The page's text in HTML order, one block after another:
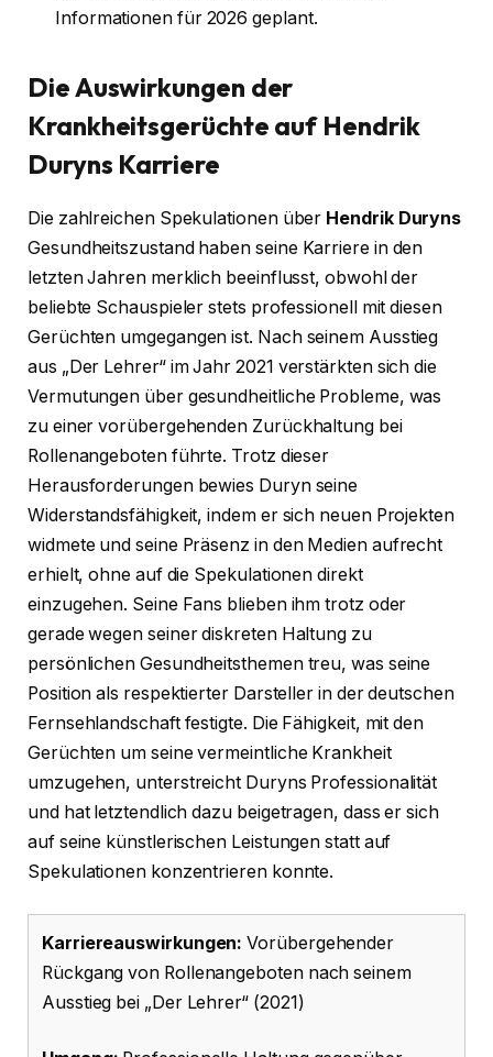
Informationen für 2026 geplant.
Die Auswirkungen der
Krankheitsgerüchte auf Hendrik
Duryns Karriere
Die zahlreichen Spekulationen über Hendrik Duryns
Gesundheitszustand haben seine Karriere in den
letzten Jahren merklich beeinflusst, obwohl der
beliebte Schauspieler stets professionell mit diesen
Gerüchten umgegangen ist. Nach seinem Ausstieg
aus „Der Lehrer“ im Jahr 2021 verstärkten sich die
Vermutungen über gesundheitliche Probleme, was
zu einer vorübergehenden Zurückhaltung bei
Rollenangeboten führte. Trotz dieser
Herausforderungen bewies Duryn seine
Widerstandsfähigkeit, indem er sich neuen Projekten
widmete und seine Präsenz in den Medien aufrecht
erhielt, ohne auf die Spekulationen direkt
einzugehen. Seine Fans blieben ihm trotz oder
gerade wegen seiner diskreten Haltung zu
persönlichen Gesundheitsthemen treu, was seine
Position als respektierter Darsteller in der deutschen
Fernsehlandschaft festigte. Die Fähigkeit, mit den
Gerüchten um seine vermeintliche Krankheit
umzugehen, unterstreicht Duryns Professionalität
und hat letztendlich dazu beigetragen, dass er sich
auf seine künstlerischen Leistungen statt auf
Spekulationen konzentrieren konnte.
Karriereauswirkungen: Vorübergehender
Rückgang von Rollenangeboten nach seinem
Ausstieg bei „Der Lehrer“ (2021)